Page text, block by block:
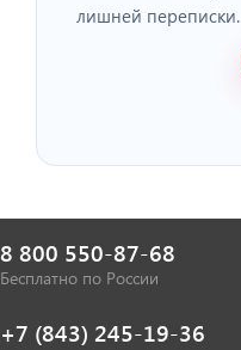
лишней переписки.
8 800 550-87-68
Бесплатно по России
+7 (843) 245-19-36